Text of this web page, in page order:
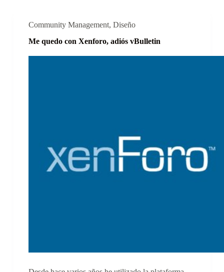
Community Management, Diseño
Me quedo con Xenforo, adiós vBulletin